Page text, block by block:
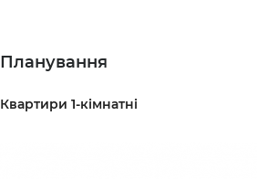
Планування
Квартири 1-кімнатні